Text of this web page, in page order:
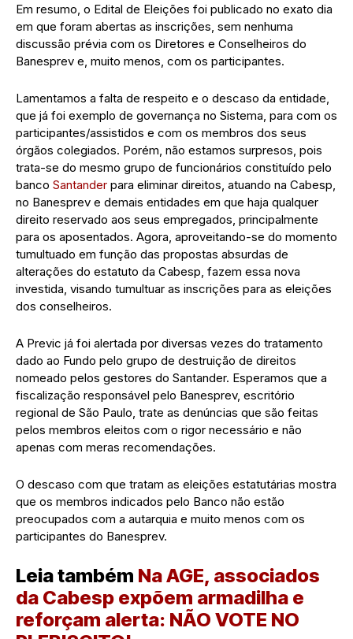
Em resumo, o Edital de Eleições foi publicado no exato dia
em que foram abertas as inscrições, sem nenhuma
discussão prévia com os Diretores e Conselheiros do
Banesprev e, muito menos, com os participantes.
Lamentamos a falta de respeito e o descaso da entidade,
que já foi exemplo de governança no Sistema, para com os
participantes/assistidos e com os membros dos seus
órgãos colegiados. Porém, não estamos surpresos, pois
trata-se do mesmo grupo de funcionários constituído pelo
banco Santander para eliminar direitos, atuando na Cabesp,
no Banesprev e demais entidades em que haja qualquer
direito reservado aos seus empregados, principalmente
para os aposentados. Agora, aproveitando-se do momento
tumultuado em função das propostas absurdas de
alterações do estatuto da Cabesp, fazem essa nova
investida, visando tumultuar as inscrições para as eleições
dos conselheiros.
A Previc já foi alertada por diversas vezes do tratamento
dado ao Fundo pelo grupo de destruição de direitos
nomeado pelos gestores do Santander. Esperamos que a
fiscalização responsável pelo Banesprev, escritório
regional de São Paulo, trate as denúncias que são feitas
pelos membros eleitos com o rigor necessário e não
apenas com meras recomendações.
O descaso com que tratam as eleições estatutárias mostra
que os membros indicados pelo Banco não estão
preocupados com a autarquia e muito menos com os
participantes do Banesprev.
Leia também Na AGE, associados
da Cabesp expõem armadilha e
reforçam alerta: NÃO VOTE NO